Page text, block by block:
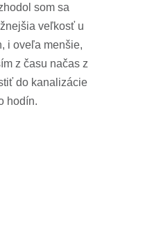
som sa
veľkosť u
i oveľa menšie,
z času načas z
do kanalizácie
hodín.